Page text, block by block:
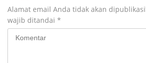
Alamat email Anda tidak akan
wajib ditandai *